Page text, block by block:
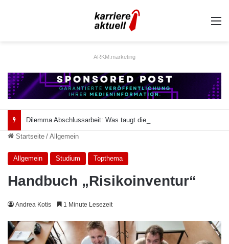
ARKM.marketing
Startseite / Allgemein
Allgemein Studium Topthema
Handbuch „Risikoinventur“
Andrea Kotis 1 Minute Lesezeit